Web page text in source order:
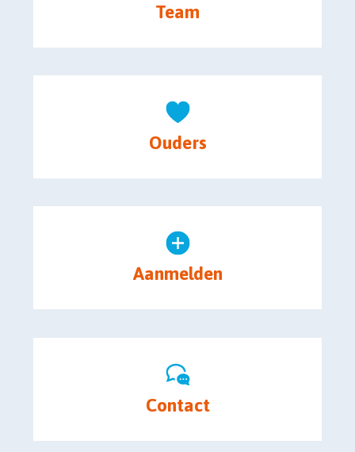
Team
Ouders
Aanmelden
Contact